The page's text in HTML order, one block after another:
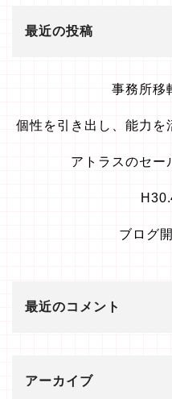
最近の投稿
事務所移
個性を引き出し、能力を
アトラスのセー
ブログ
最近のコメント
アーカイブ